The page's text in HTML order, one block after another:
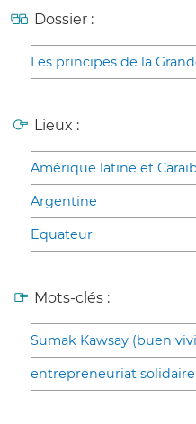
Dossier :
Les principes de la
Lieux :
Amérique latine et
Argentine
Equateur
Mots-clés :
Sumak Kawsay (buen
entrepreneuriat solidaire